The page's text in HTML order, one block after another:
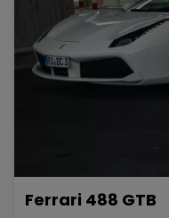
Ferrari 488 GTB